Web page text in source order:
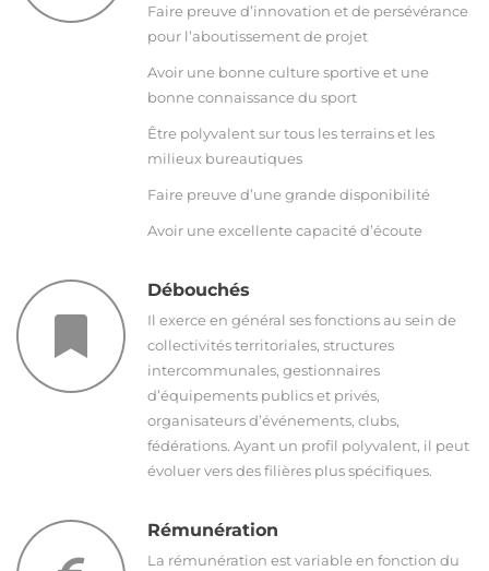
Faire preuve d’innovation et de persévérance
pour l’aboutissement de projet
Avoir une bonne culture sportive et une
bonne connaissance du sport
Être polyvalent sur tous les terrains et les
milieux bureautiques
Faire preuve d’une grande disponibilité
Avoir une excellente capacité d’écoute
Débouchés
Il exerce en général ses fonctions au sein de
collectivités territoriales, structures
intercommunales, gestionnaires
d’équipements publics et privés,
organisateurs d’événements, clubs,
fédérations. Ayant un profil polyvalent, il peut
évoluer vers des filières plus spécifiques.
Rémunération
La rémunération est variable en fonction du